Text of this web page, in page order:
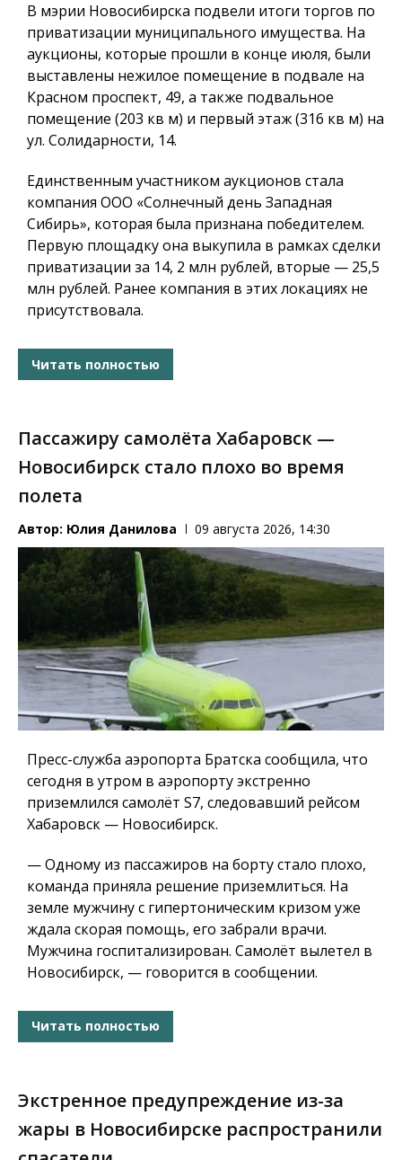
В мэрии Новосибирска подвели итоги торгов по
приватизации муниципального имущества. На
аукционы, которые прошли в конце июля, были
выставлены нежилое помещение в подвале на
Красном проспект, 49, а также подвальное
помещение (203 кв м) и первый этаж (316 кв м) на
ул. Солидарности, 14.
Единственным участником аукционов стала
компания ООО «Солнечный день Западная
Сибирь», которая была признана победителем.
Первую площадку она выкупила в рамках сделки
приватизации за 14, 2 млн рублей, вторые — 25,5
млн рублей. Ранее компания в этих локациях не
присутствовала.
Читать полностью
Пассажиру самолёта Хабаровск —
Новосибирск стало плохо во время
полета
Автор: Юлия Данилова 09 августа 2026, 14:30
Пресс-служба аэропорта Братска сообщила, что
сегодня в утром в аэропорту экстренно
приземлился самолёт S7, следовавший рейсом
Хабаровск — Новосибирск.
— Одному из пассажиров на борту стало плохо,
команда приняла решение приземлиться. На
земле мужчину с гипертоническим кризом уже
ждала скорая помощь, его забрали врачи.
Мужчина госпитализирован. Самолёт вылетел в
Новосибирск, — говорится в сообщении.
Читать полностью
Экстренное предупреждение из-за
жары в Новосибирске распространили